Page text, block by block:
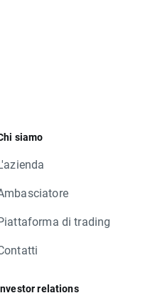
siamo
di trading
relations